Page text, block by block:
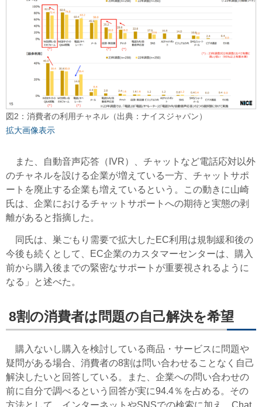
図2：消費者の利用チャネル（出典：ナイスジャパン）
拡大画像表示
また、自動音声応答（IVR）、チャットなど電話応対以外
のチャネルを設ける企業が増えている一方、チャットサポ
ートを廃止する企業も増えているという。この動きに山崎
氏は、企業におけるチャットサポートへの期待と実態の剥
離があると指摘した。
同氏は、巣ごもり需要で拡大したEC利用は規制緩和後の
今後も続くとして、EC企業のカスタマーセンターは、購入
前から購入後までの緊密なサポートが重要視されるように
なる」と述べた。
8割の消費者は問題の自己解決を希望
購入ないし購入を検討している商品・サービスに問題や
疑問がある場合、消費者の8割は問い合わせることなく自己
解決したいと回答している。また、企業への問い合わせの
前に自分で調べるという回答が実に94.4％を占める。その